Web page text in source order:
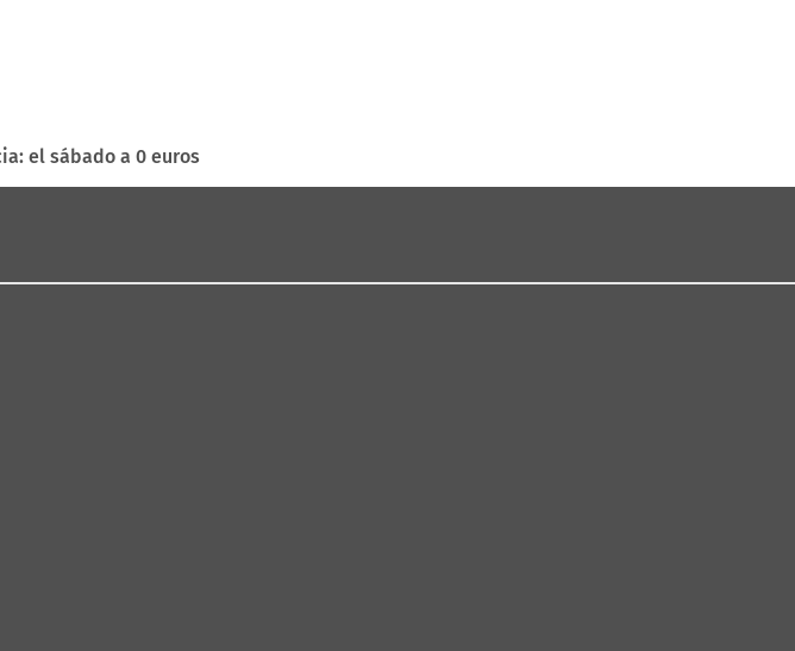
el sábado a 0 euros